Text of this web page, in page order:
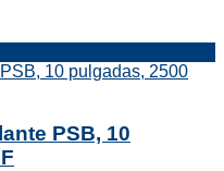
PSB, 10